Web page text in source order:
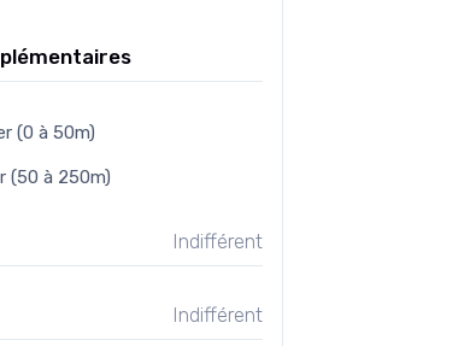
(0 à 50m)
(50 à 250m)
Indifférent
Indifférent